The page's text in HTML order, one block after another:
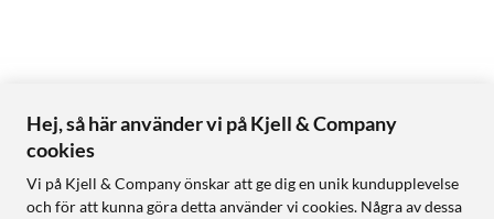
Hej, så här använder vi på Kjell & Company
cookies
Vi på Kjell & Company önskar att ge dig en unik kundupplevelse
och för att kunna göra detta använder vi cookies. Några av dessa